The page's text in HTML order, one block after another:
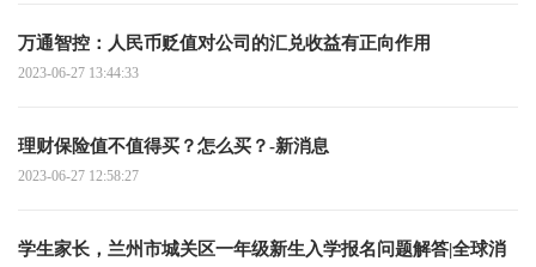
万通智控：人民币贬值对公司的汇兑收益有正向作用
2023-06-27 13:44:33
理财保险值不值得买？怎么买？-新消息
2023-06-27 12:58:27
学生家长，兰州市城关区一年级新生入学报名问题解答|全球消